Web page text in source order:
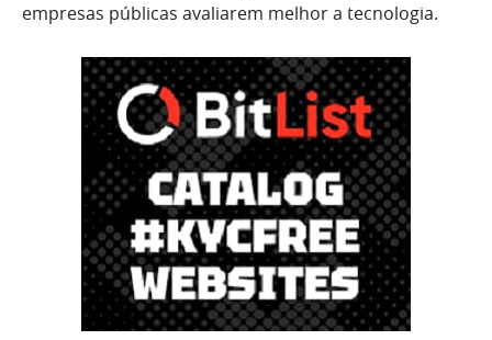
empresas públicas avaliarem melhor a tecnologia.